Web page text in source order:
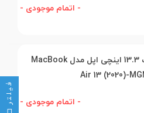
- اتمام موجودی -
لپ تاپ 13.3 اینچی اپل مدل MacBook
Air 13 (2020)-
- اتمام موجودی - فیلتر